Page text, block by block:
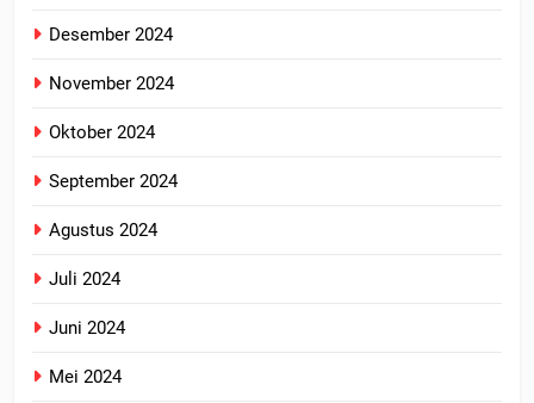
Desember 2024
November 2024
Oktober 2024
September 2024
Agustus 2024
Juli 2024
Juni 2024
Mei 2024